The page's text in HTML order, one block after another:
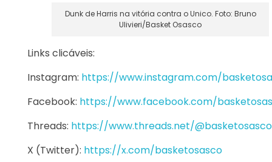
Dunk de Harris na vitória contra o Unico. Foto: Bruno
Ulivieri/Basket Osasco
Links clicáveis:
Instagram: https://www.instagram.com/
Facebook: https://www.facebook.com/
Threads: https://www.threads.net/@basketosasco
X (Twitter): https://x.com/basketosasco